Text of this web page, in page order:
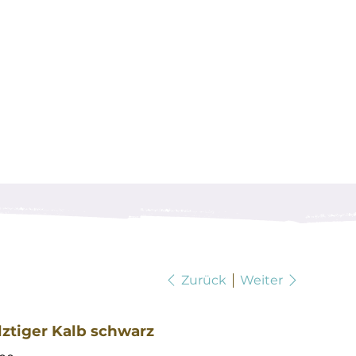
Zurück Weiter
Kalb schwarz